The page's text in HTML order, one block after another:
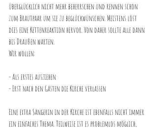
überglücklich nicht mehr beherrschen und rennen schon
zum Brautpaar um sie zu beglückwünschen. Meistens löst
dies eine Kettenreaktion hervor. Von daher sollte alle dann
bis Draußen warten.
Wir wollen:
- Als erstes ausziehen
- Erst nach den Gästen die Kirche verlassen
Eine extra Sängerin in der Kirche ist ebenfalls nicht immer
ein einfaches Thema. Teilweise ist es problemlos möglich,